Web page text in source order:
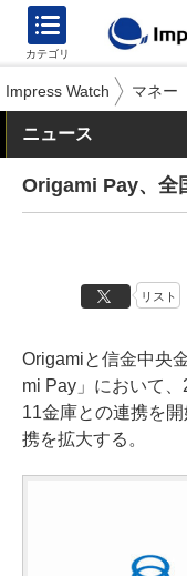
カテゴリ
Impress Watch マネー
ニュース
Origami Pay、全
リスト
Origamiと信金中央
mi Pay」において、
11金庫との連携を
携を拡大する。